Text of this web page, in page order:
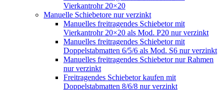
Vierkantrohr 20×20
Manuelle Schiebetore nur verzinkt
Manuelles freitragendes Schiebetor mit
Vierkantrohr 20×20 als Mod. P20 nur verzinkt
Manuelles freitragendes Schiebetor mit
Doppelstabmatten 6/5/6 als Mod. S6 nur verzinkt
Manuelles freitragendes Schiebetor nur Rahmen
nur verzinkt
Freitragendes Schiebetor kaufen mit
Doppelstabmatten 8/6/8 nur verzinkt